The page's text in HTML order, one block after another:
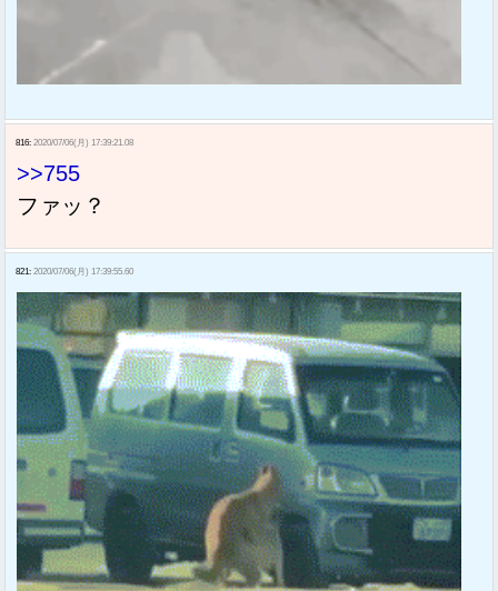
816: 2020/07/06(月) 17:39:21.08
>>755
ファッ？
821: 2020/07/06(月) 17:39:55.60